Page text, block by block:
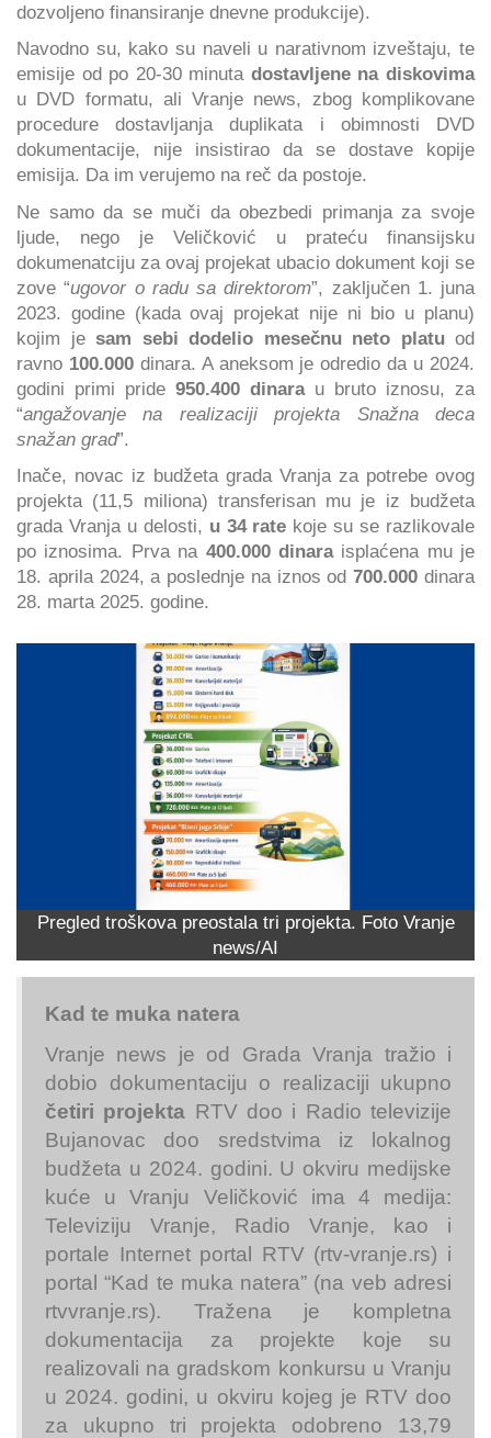
dozvoljeno finansiranje dnevne produkcije).
Navodno su, kako su naveli u narativnom izveštaju, te
emisije od po 20-30 minuta dostavljene na diskovima
u DVD formatu, ali Vranje news, zbog komplikovane
procedure dostavljanja duplikata i obimnosti DVD
dokumentacije, nije insistirao da se dostave kopije
emisija. Da im verujemo na reč da postoje.
Ne samo da se muči da obezbedi primanja za svoje
ljude, nego je Veličković u prateću finansijsku
dokumenatciju za ovaj projekat ubacio dokument koji se
zove “ugovor o radu sa direktorom”, zaključen 1. juna
2023. godine (kada ovaj projekat nije ni bio u planu)
kojim je sam sebi dodelio mesečnu neto platuod
ravno 100.000dinara. A aneksom je odredio da u 2024.
godini primi pride 950.400 dinara u bruto iznosu, za
“angažovanje na realizaciji projekta Snažna deca
snažan grad”.
Inače, novac iz budžeta grada Vranja za potrebe ovog
projekta (11,5 miliona) transferisan mu je iz budžeta
grada Vranja u delosti, u 34 rate koje su se razlikovale
po iznosima. Prva na 400.000 dinaraisplaćena mu je
18. aprila 2024, a poslednje na iznos od700.000 dinara
28. marta 2025. godine.
Pregled troškova preostala tri projekta. Foto Vranje
news/AI
Kad te muka natera
Vranje news je od Grada Vranja tražio i
dobio dokumentaciju o realizaciji ukupno
četiri projekta RTV doo i Radio televizije
Bujanovac doo sredstvima iz lokalnog
budžeta u 2024. godini. U okviru medijske
kuće u Vranju Veličković ima 4 medija:
Televiziju Vranje, Radio Vranje, kao i
portale Internet portal RTV (rtv-vranje.rs) i
portal “Kad te muka natera” (na veb adresi
rtvvranje.rs). Tražena je kompletna
dokumentacija za projekte koje su
realizovali na gradskom konkursu u Vranju
u 2024. godini, u okviru kojeg je RTV doo
za ukupno tri projekta odobreno 13,79